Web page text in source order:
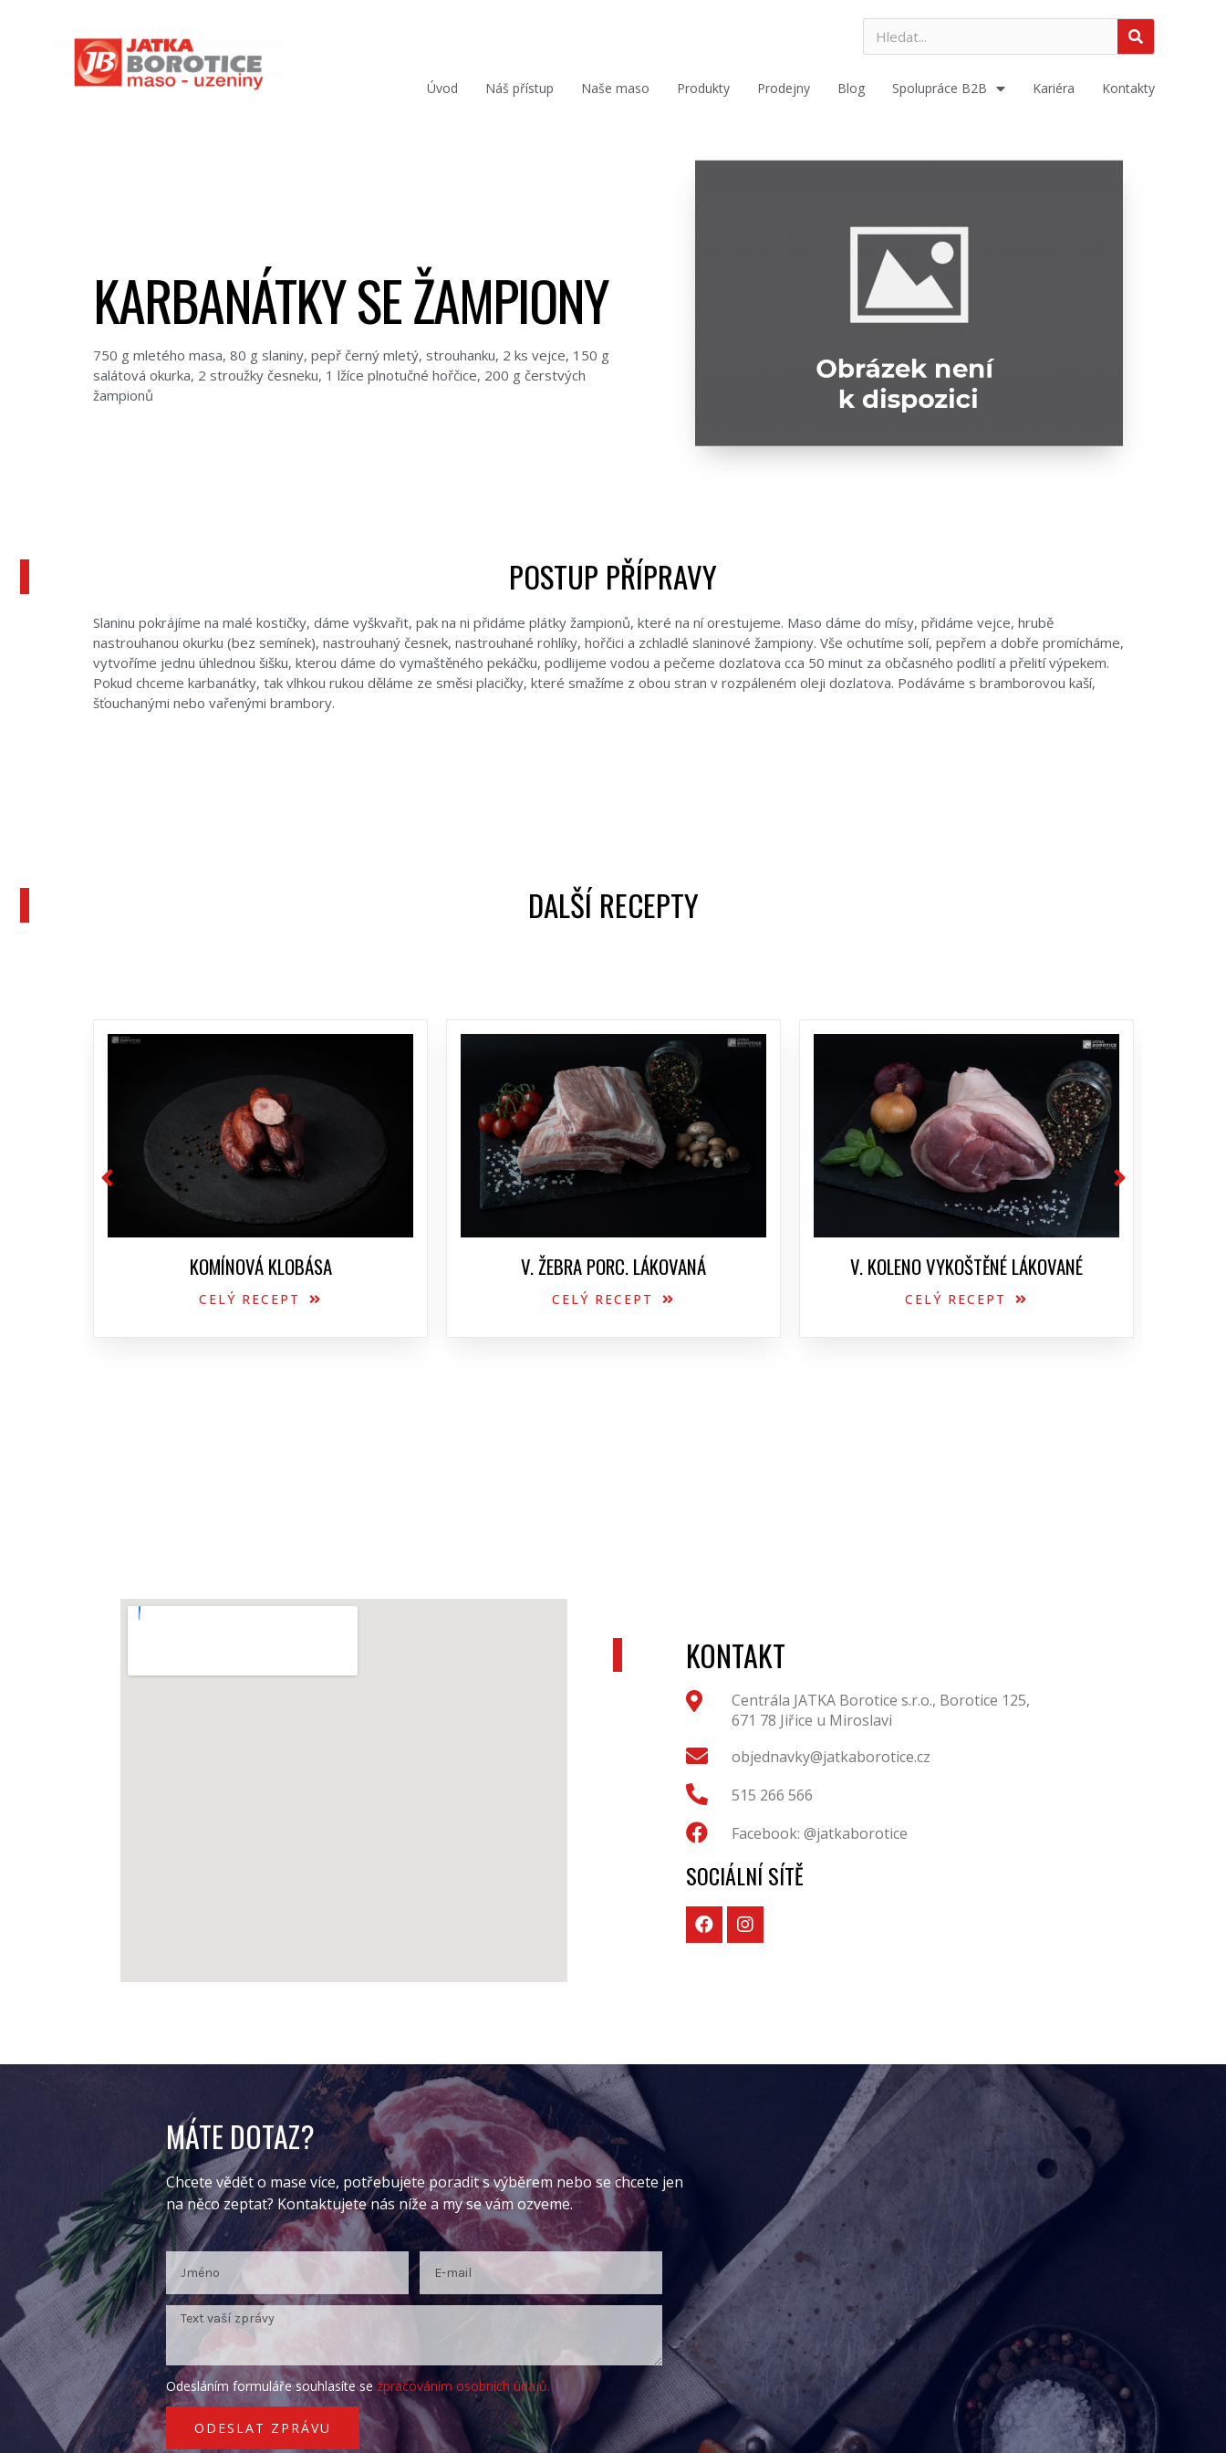
Úvod Náš přístup Naše maso Produkty Prodejny Blog Spolupráce B2B Kariéra Kontakty
KARBANÁTKY SE ŽAMPIONY
750 g mletého masa, 80 g slaniny, pepř černý mletý, strouhanku, 2 ks vejce, 150 g
salátová okurka, 2 stroužky česneku, 1 lžíce plnotučné hořčice, 200 g čerstvých
žampionů
POSTUP PŘÍPRAVY
Slaninu pokrájíme na malé kostičky, dáme vyškvařit, pak na ni přidáme plátky žampionů, které na ní orestujeme. Maso dáme do mísy, přidáme vejce, hrubě
nastrouhanou okurku (bez semínek), nastrouhaný česnek, nastrouhané rohlíky, hořčici a zchladlé slaninové žampiony. Vše ochutíme solí, pepřem a dobře promícháme,
vytvoříme jednu úhlednou šišku, kterou dáme do vymaštěného pekáčku, podlijeme vodou a pečeme dozlatova cca 50 minut za občasného podlití a přelití výpekem.
Pokud chceme karbanátky, tak vlhkou rukou děláme ze směsi placičky, které smažíme z obou stran v rozpáleném oleji dozlatova. Podáváme s bramborovou kaší,
šťouchanými nebo vařenými brambory.
DALŠÍ RECEPTY
KOMÍNOVÁ KLOBÁSA
CELÝ RECEPT
V. ŽEBRA PORC. LÁKOVANÁ
CELÝ RECEPT
V. KOLENO VYKOŠTĚNÉ LÁKOVANÉ
CELÝ RECEPT
KONTAKT
Centrála JATKA Borotice s.r.o., Borotice 125,
671 78 Jiřice u Miroslavi
objednavky@jatkaborotice.cz
515 266 566
Facebook: @jatkaborotice
SOCIÁLNÍ SÍTĚ
MÁTE DOTAZ?
Chcete vědět o mase více, potřebujete poradit s výběrem nebo se chcete jen
na něco zeptat? Kontaktujete nás níže a my se vám ozveme.
Odesláním formuláře souhlasíte se zpracováním osobních údajů.
ODESLAT ZPRÁVU